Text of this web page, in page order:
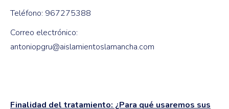
Teléfono: 967275388
Correo electrónico:
antoniopgru@aislamientoslamancha.com
Finalidad del tratamiento: ¿Para qué usaremos sus